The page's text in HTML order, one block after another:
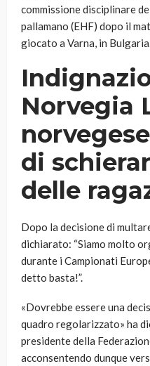
commissione disciplinare
pallamano (EHF) dopo il
giocato a Varna, in
Norvegia
di
delle
Dopo la decisione di
dichiarato: “Siamo molto
durante i Campionati
detto basta!”.
«Dovrebbe essere una
quadro regolarizzato» ha
presidente della
acconsentendo dunque